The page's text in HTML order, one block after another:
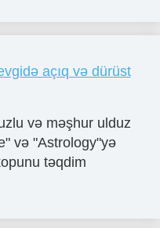
açıq və dürüst
və məşhur ulduz
və "Astrology"yə
təqdim